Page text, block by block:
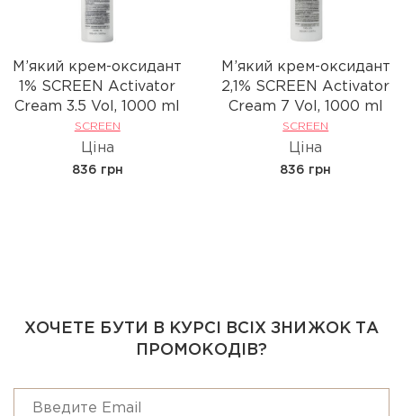
М’який крем-оксидант
1% SCREEN Activator
Cream 3.5 Vol, 1000 ml
SCREEN
Ціна
836 грн
М’який крем-оксидант
2,1% SCREEN Activator
Cream 7 Vol, 1000 ml
SCREEN
Ціна
836 грн
ХОЧЕТЕ БУТИ В КУРСІ ВСІХ ЗНИЖОК ТА
ПРОМОКОДІВ?